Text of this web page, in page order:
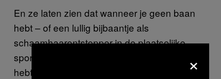
En ze laten zien dat wanneer je geen baan
hebt – of een lullig bijbaantje als
schaamhaarontstopper in de plaatselijke
sportschool – je daadwerkelijk geen geld
hebt om naar een concert van Lil Wayne te
×